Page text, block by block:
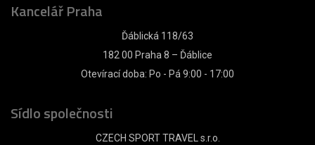
Kancelář Praha
Ďáblická 118/63
182 00 Praha 8 – Ďáblice
Otevírací doba: Po - Pá 9:00 - 17:00
Sídlo společnosti
CZECH SPORT TRAVEL s.r.o.